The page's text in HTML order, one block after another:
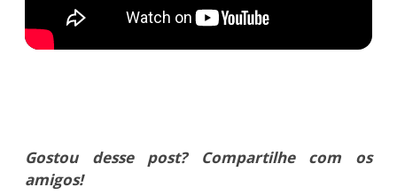
Gostou desse post? Compartilhe com os
amigos!